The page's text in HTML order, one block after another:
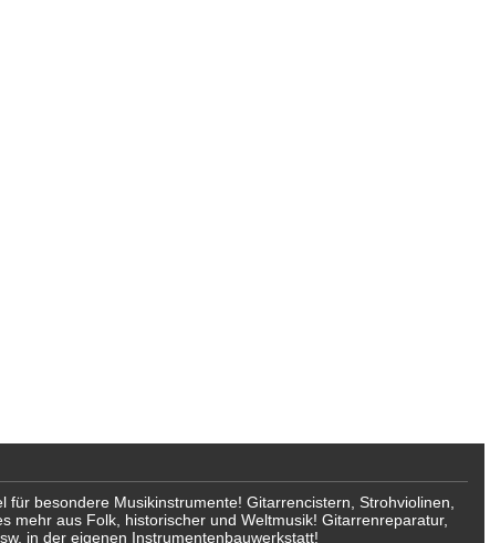
für besondere Musikinstrumente! Gitarrencistern, Strohviolinen,
mehr aus Folk, historischer und Weltmusik! Gitarrenreparatur,
in der eigenen Instrumentenbauwerkstatt!